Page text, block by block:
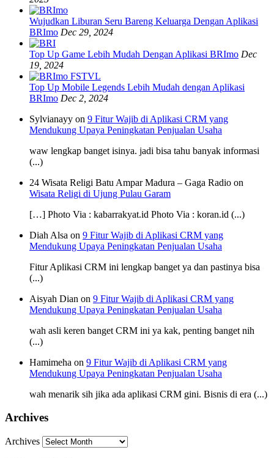
Wujudkan Liburan Seru Bareng Keluarga Dengan Aplikasi
BRImo Dec 29, 2024
Top Up Game Lebih Mudah Dengan Aplikasi BRImo Dec
19, 2024
Top Up Mobile Legends Lebih Mudah dengan Aplikasi
BRImo Dec 2, 2024
Sylvianayy on 9 Fitur Wajib di Aplikasi CRM yang
Mendukung Upaya Peningkatan Penjualan Usaha
waw lengkap banget isinya. jadi bisa tahu banyak informasi
(...)
24 Wisata Religi Batu Ampar Madura – Gaga Radio on
Wisata Religi di Ujung Pulau Garam
[…] Photo Via : kabarrakyat.id Photo Via : koran.id (...)
Diah Alsa on 9 Fitur Wajib di Aplikasi CRM yang
Mendukung Upaya Peningkatan Penjualan Usaha
Fitur Aplikasi CRM ini lengkap banget ya dan pastinya bisa
(...)
Aisyah Dian on 9 Fitur Wajib di Aplikasi CRM yang
Mendukung Upaya Peningkatan Penjualan Usaha
wah asli keren banget CRM ini ya kak, penting banget nih
(...)
Hamimeha on 9 Fitur Wajib di Aplikasi CRM yang
Mendukung Upaya Peningkatan Penjualan Usaha
wah menarik sih jika ada aplikasi CRM gini. Bisnis di era (...)
Archives
Archives